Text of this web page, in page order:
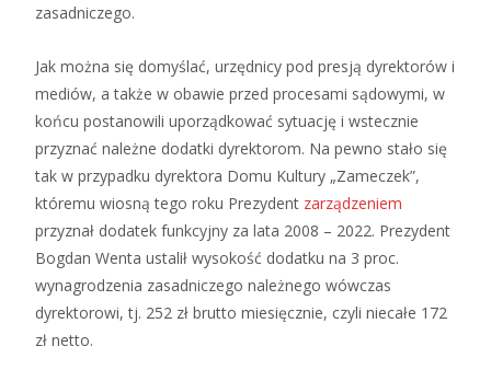
zasadniczego.
Jak można się domyślać, urzędnicy pod presją dyrektorów i
mediów, a także w obawie przed procesami sądowymi, w
końcu postanowili uporządkować sytuację i wstecznie
przyznać należne dodatki dyrektorom. Na pewno stało się
tak w przypadku dyrektora Domu Kultury „Zameczek”,
któremu wiosną tego roku Prezydent zarządzeniem
przyznał dodatek funkcyjny za lata 2008 – 2022. Prezydent
Bogdan Wenta ustalił wysokość dodatku na 3 proc.
wynagrodzenia zasadniczego należnego wówczas
dyrektorowi, tj. 252 zł brutto miesięcznie, czyli niecałe 172
zł netto.